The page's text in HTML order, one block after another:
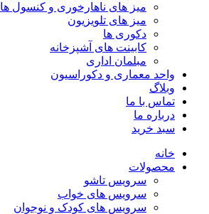
میز های ناهارخوری و کنسول ها
میز های تلویزیون
دکوری ها
کابینت های آشپزخانه
مبلمان اداری
واحد معماری و دکوراسیون
وبلاگ
تماس با ما
درباره ما
سبد خرید
خانه
محصولات
سرویس تاشو
سرویس های خواب
سرویس های کودک و نوجوان